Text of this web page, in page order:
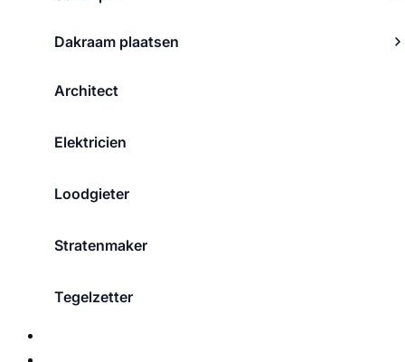
Dakraam plaatsen
Architect
Elektricien
Loodgieter
Stratenmaker
Tegelzetter